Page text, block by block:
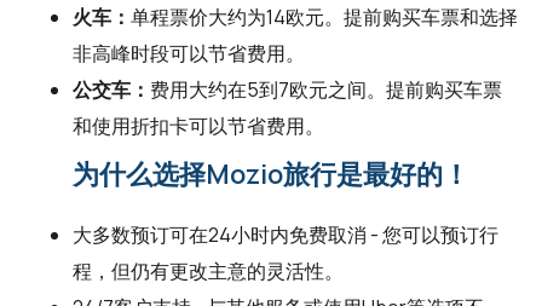
火车： 单程票价大约为14欧元。提前购买车票和选择
非高峰时段可以节省费用。
公交车： 费用大约在5到7欧元之间。提前购买车票
和使用折扣卡可以节省费用。
为什么选择Mozio旅行是最好的！
大多数预订可在24小时内免费取消 - 您可以预订行
程，但仍有更改主意的灵活性。